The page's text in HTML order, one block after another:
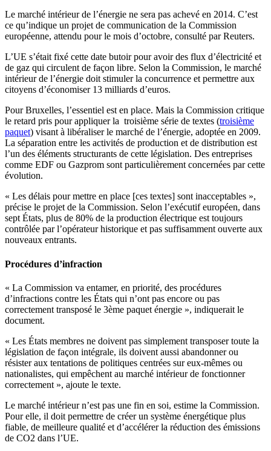
Le marché intérieur de l’énergie ne sera pas achevé en 2014. C’est
ce qu’indique un projet de communication de la Commission
européenne, attendu pour le mois d’octobre, consulté par Reuters.
L’UE s’était fixé cette date butoir pour avoir des flux d’électricité et
de gaz qui circulent de façon libre. Selon la Commission, le marché
intérieur de l’énergie doit stimuler la concurrence et permettre aux
citoyens d’économiser 13 milliards d’euros.
Pour Bruxelles, l’essentiel est en place. Mais la Commission critique
le retard pris pour appliquer la troisième série de textes (troisième
paquet) visant à libéraliser le marché de l’énergie, adoptée en 2009.
La séparation entre les activités de production et de distribution est
l’un des éléments structurants de cette législation. Des entreprises
comme EDF ou Gazprom sont particulièrement concernées par cette
évolution.
« Les délais pour mettre en place [ces textes] sont inacceptables »,
précise le projet de la Commission. Selon l’exécutif européen, dans
sept États, plus de 80% de la production électrique est toujours
contrôlée par l’opérateur historique et pas suffisamment ouverte aux
nouveaux entrants.
Procédures d’infraction
« La Commission va entamer, en priorité, des procédures
d’infractions contre les États qui n’ont pas encore ou pas
correctement transposé le 3ème paquet énergie », indiquerait le
document.
« Les États membres ne doivent pas simplement transposer toute la
législation de façon intégrale, ils doivent aussi abandonner ou
résister aux tentations de politiques centrées sur eux-mêmes ou
nationalistes, qui empêchent au marché intérieur de fonctionner
correctement », ajoute le texte.
Le marché intérieur n’est pas une fin en soi, estime la Commission.
Pour elle, il doit permettre de créer un système énergétique plus
fiable, de meilleure qualité et d’accélérer la réduction des émissions
de CO2 dans l’UE.